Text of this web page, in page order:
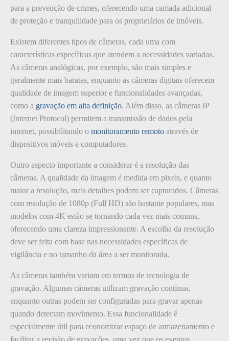
para a prevenção de crimes, oferecendo uma camada adicional
de proteção e tranquilidade para os proprietários de imóveis.
Existem diferentes tipos de câmeras, cada uma com
características específicas que atendem a necessidades variadas.
As câmeras analógicas, por exemplo, são mais simples e
geralmente mais baratas, enquanto as câmeras digitais oferecem
qualidade de imagem superior e funcionalidades avançadas,
como a gravação em alta definição. Além disso, as câmeras IP
(Internet Protocol) permitem a transmissão de dados pela
internet, possibilitando o monitoramento remoto através de
dispositivos móveis e computadores.
Outro aspecto importante a considerar é a resolução das
câmeras. A qualidade da imagem é medida em pixels, e quanto
maior a resolução, mais detalhes podem ser capturados. Câmeras
com resolução de 1080p (Full HD) são bastante populares, mas
modelos com 4K estão se tornando cada vez mais comuns,
oferecendo uma clareza impressionante. A escolha da resolução
deve ser feita com base nas necessidades específicas de
vigilância e no tamanho da área a ser monitorada.
As câmeras também variam em termos de tecnologia de
gravação. Algumas câmeras utilizam gravação contínua,
enquanto outras podem ser configuradas para gravar apenas
quando detectam movimento. Essa funcionalidade é
especialmente útil para economizar espaço de armazenamento e
facilitar a revisão de gravações, uma vez que os eventos